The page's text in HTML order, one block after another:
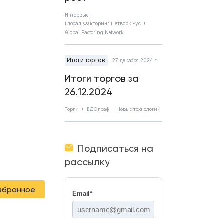
Интервью
Глобал Факторинг Нетворк Рус
Global Factoring Network
Итоги торгов 27 декабря 2024 г.
Итоги торгов за
26.12.2024
Торги ВДОграф Новые технологии
Подписаться на
рассылку
Email *